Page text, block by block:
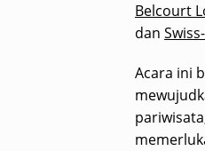
Belcourt
dan
Acara ini